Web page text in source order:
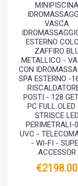
MINIPISCINA
VASCA
ESTERNO
ZAFFIRO
METALLICO -
CON
SPA ESTERNO -
POSTI - 128
PC FULL OLED
STRISCE LED
PERIMETRALI-
UVC -
- WI-FI -
ACCESSOR
€2198.00